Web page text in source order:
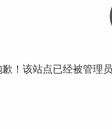
歉！该站点已经被管理